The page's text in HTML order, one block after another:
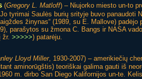
(Gregory L. Matloff) – Niujorko miesto un-to
tyrimai Saulės burių srityje buvo panaudoti
žinynas“ (1989, su E. Mallove)
parašytos su žmona C. Bangs ir NASA
žr.>>>>>) patarėju.
Lloyd Miller, 1930-2007) – amerikiečių
aminorūgštis) teoriškai galima gauti iš
m. dirbo San Diego Kalifornijos un-te.